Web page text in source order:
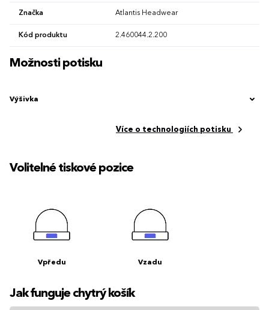
Značka Atlantis Headwear
Kód produktu 2.460044.2.200
Možnosti potisku
Výšivka
Více o technologiích potisku
Volitelné tiskové pozice
Vpředu Vzadu
Jak funguje chytrý košík